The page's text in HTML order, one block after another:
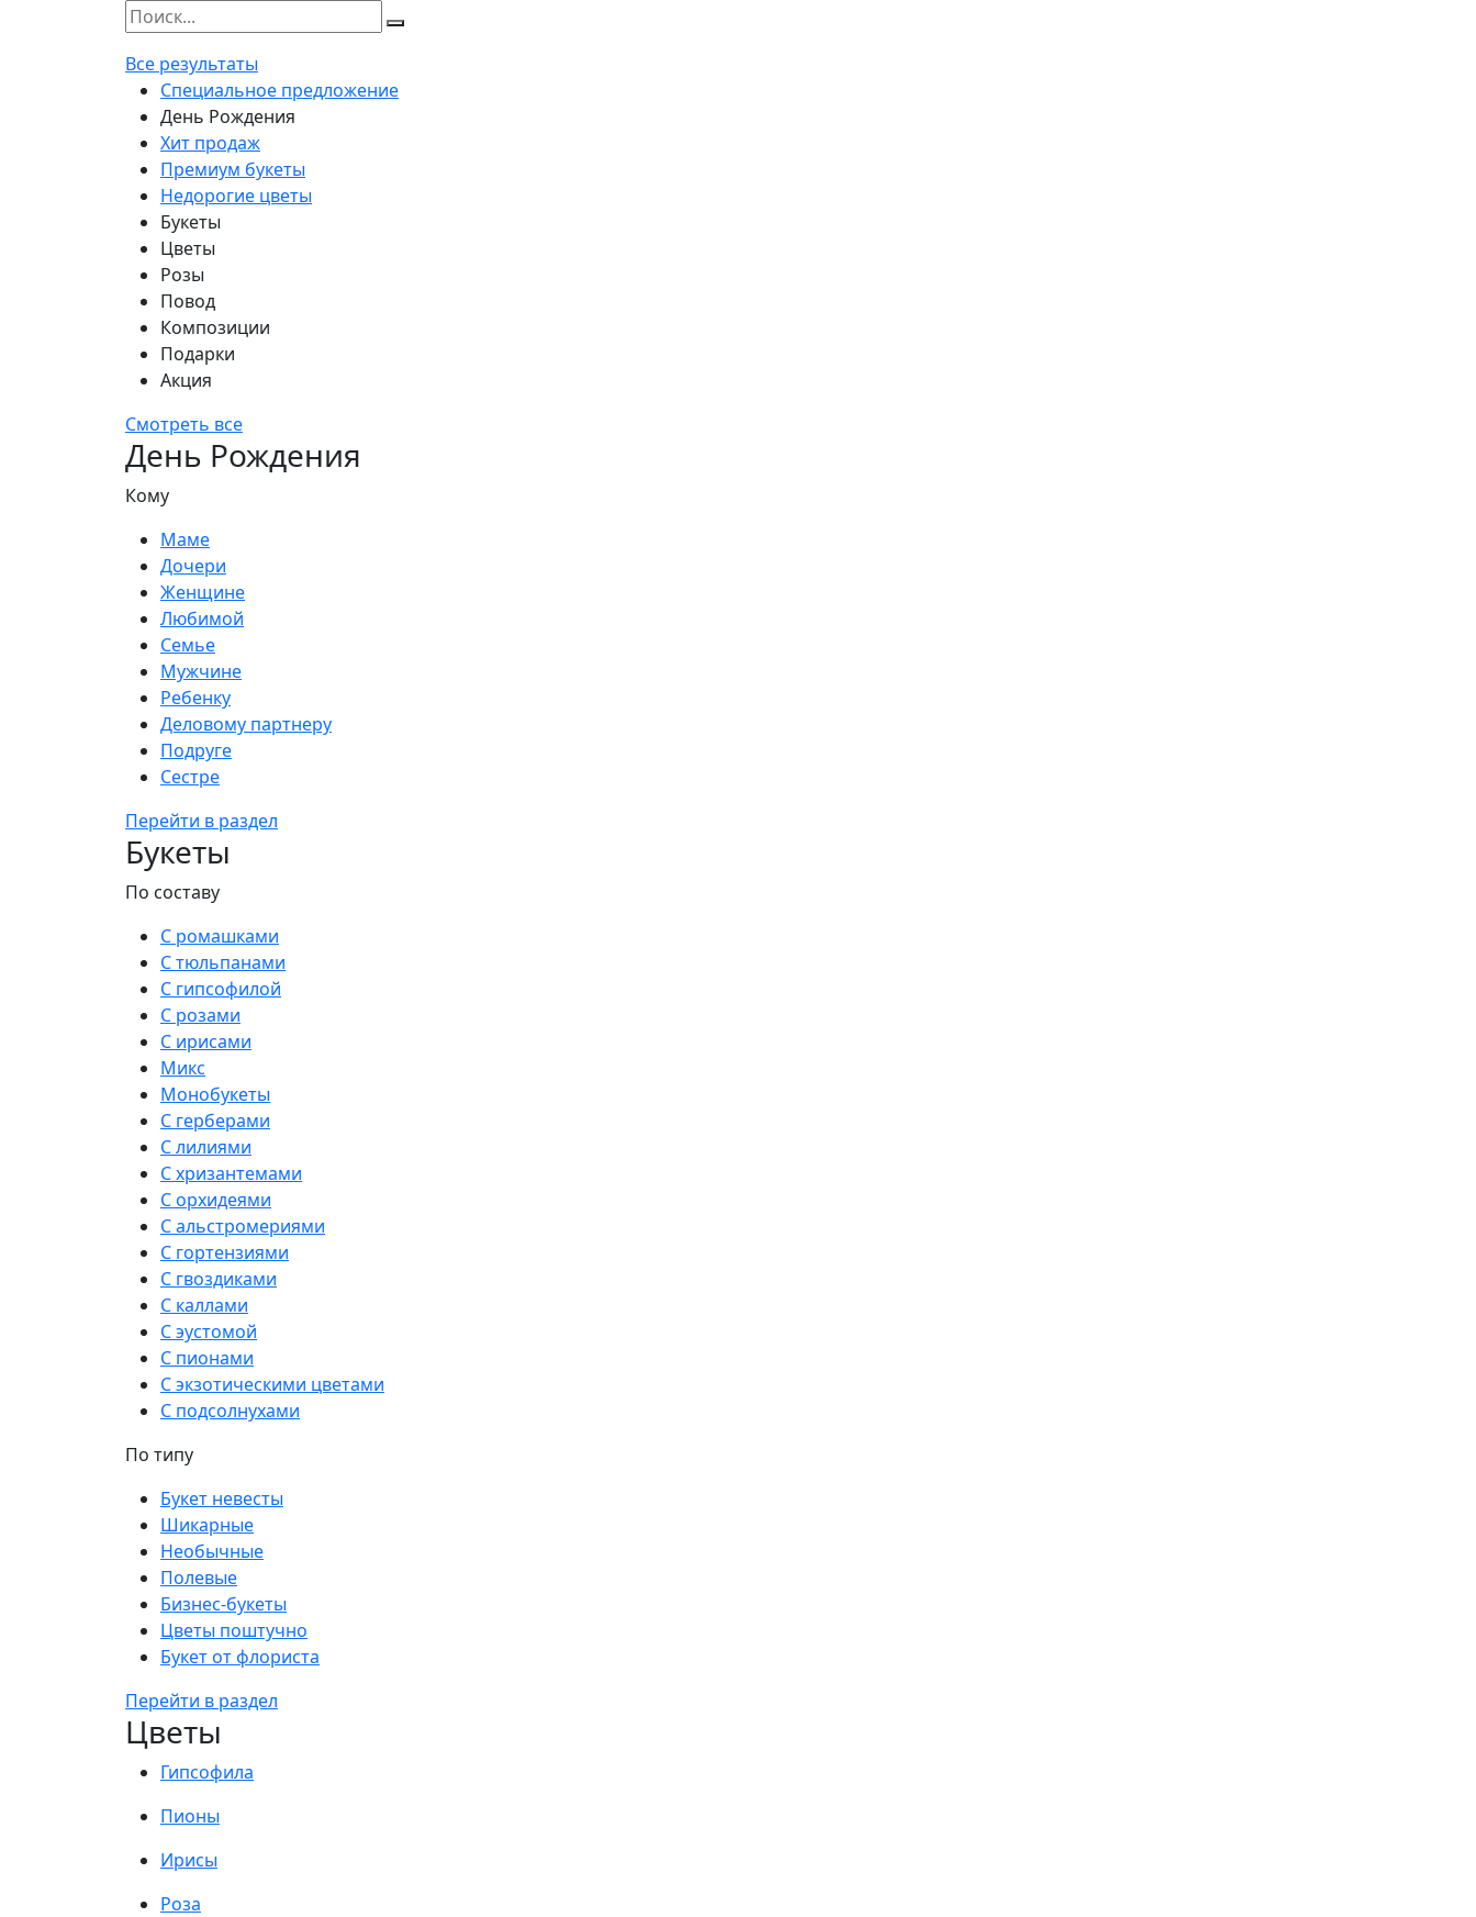
Все результаты
Специальное предложение
День Рождения
Хит продаж
Премиум букеты
Недорогие цветы
Букеты
Цветы
Розы
Повод
Композиции
Подарки
Акция
Смотреть все
День Рождения
Кому
Маме
Дочери
Женщине
Любимой
Семье
Мужчине
Ребенку
Деловому партнеру
Подруге
Сестре
Перейти в раздел
Букеты
По составу
С ромашками
С тюльпанами
С гипсофилой
С розами
С ирисами
Микс
Монобукеты
С герберами
С лилиями
С хризантемами
С орхидеями
С альстромериями
С гортензиями
С гвоздиками
С каллами
С эустомой
С пионами
С экзотическими цветами
С подсолнухами
По типу
Букет невесты
Шикарные
Необычные
Полевые
Бизнес-букеты
Цветы поштучно
Букет от флориста
Перейти в раздел
Цветы
Гипсофила
Пионы
Ирисы
Роза